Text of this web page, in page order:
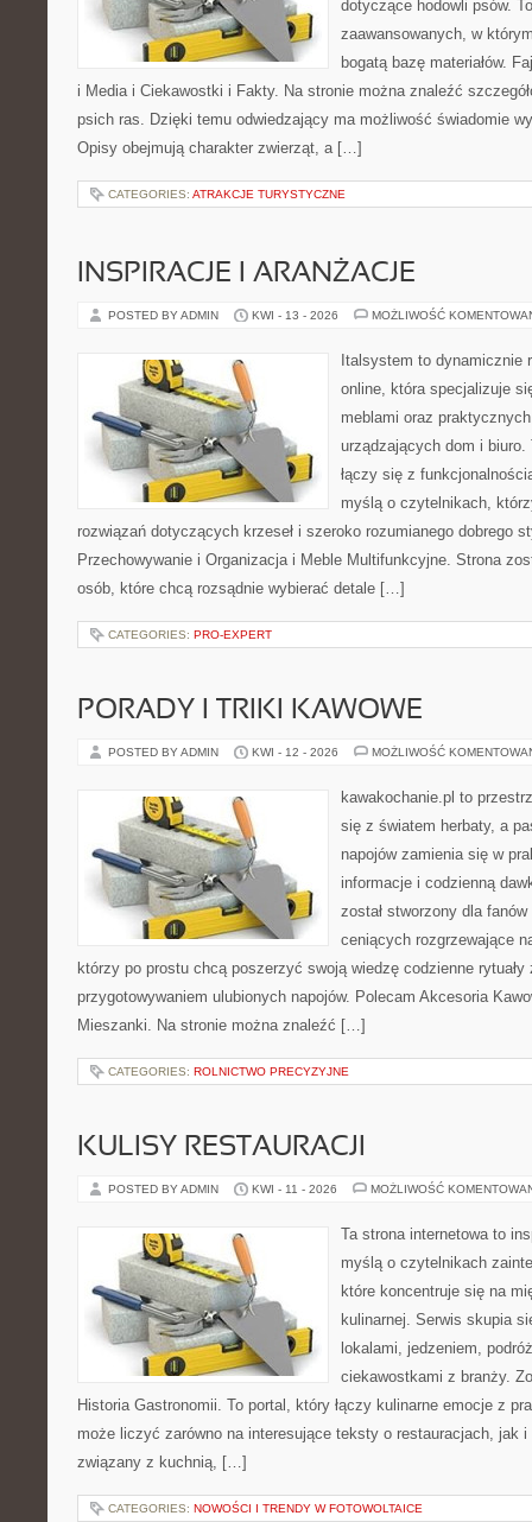
dotyczące hodowli psów.
zaawansowanych, w
bogatą bazę materiałów.
i Media i Ciekawostki i Fakty. Na stronie można znaleźć
psich ras. Dzięki temu odwiedzający ma możliwość świadomie
Opisy obejmują charakter zwierząt, a […]
CATEGORIES: ATRAKCJE TURYSTYCZNE
INSPIRACJE I ARANŻACJE
POSTED BY ADMIN KWI - 13 - 2026 MOŻLIWOŚĆ
Italsystem to dynamicznie
online, która specjalizuje
meblami oraz
urządzających dom i
łączy się z
myślą o czytelnikach,
rozwiązań dotyczących krzeseł i szeroko rozumianego dobrego
Przechowywanie i Organizacja i Meble Multifunkcyjne. Strona
osób, które chcą rozsądnie wybierać detale […]
CATEGORIES: PRO-EXPERT
PORADY I TRIKI KAWOWE
POSTED BY ADMIN KWI - 12 - 2026 MOŻLIWOŚĆ
kawakochanie.pl to
się z światem herbaty, a
napojów zamienia się w
informacje i codzienną
został stworzony dla
ceniących rozgrzewające
którzy po prostu chcą poszerzyć swoją wiedzę codzienne rytuały
przygotowywaniem ulubionych napojów. Polecam Akcesoria
Mieszanki. Na stronie można znaleźć […]
CATEGORIES: ROLNICTWO PRECYZYJNE
KULISY RESTAURACJI
POSTED BY ADMIN KWI - 11 - 2026 MOŻLIWOŚĆ
Ta strona internetowa to
myślą o czytelnikach
które koncentruje się na
kulinarnej. Serwis skupia
lokalami, jedzeniem,
ciekawostkami z branży.
Historia Gastronomii. To portal, który łączy kulinarne emocje z
może liczyć zarówno na interesujące teksty o restauracjach, jak
związany z kuchnią, […]
CATEGORIES: NOWOŚCI I TRENDY W FOTOWOLTAICE